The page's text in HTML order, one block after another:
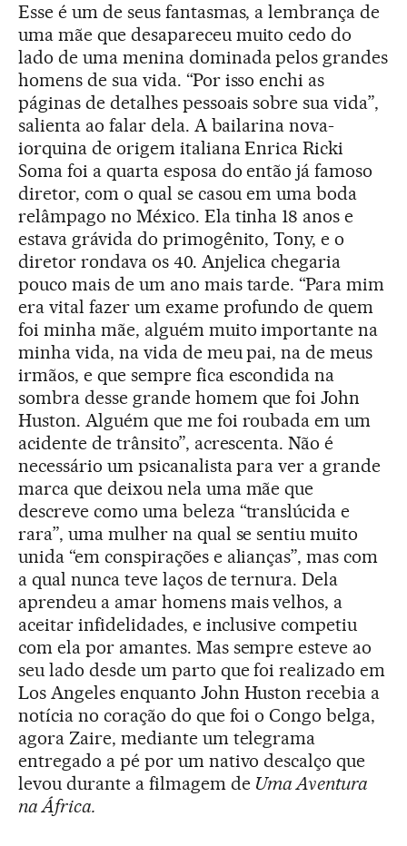
Esse é um de seus fantasmas, a lembrança de
uma mãe que desapareceu muito cedo do
lado de uma menina dominada pelos grandes
homens de sua vida. “Por isso enchi as
páginas de detalhes pessoais sobre sua vida”,
salienta ao falar dela. A bailarina nova-
iorquina de origem italiana Enrica Ricki
Soma foi a quarta esposa do então já famoso
diretor, com o qual se casou em uma boda
relâmpago no México. Ela tinha 18 anos e
estava grávida do primogênito, Tony, e o
diretor rondava os 40. Anjelica chegaria
pouco mais de um ano mais tarde. “Para mim
era vital fazer um exame profundo de quem
foi minha mãe, alguém muito importante na
minha vida, na vida de meu pai, na de meus
irmãos, e que sempre fica escondida na
sombra desse grande homem que foi John
Huston. Alguém que me foi roubada em um
acidente de trânsito”, acrescenta. Não é
necessário um psicanalista para ver a grande
marca que deixou nela uma mãe que
descreve como uma beleza “translúcida e
rara”, uma mulher na qual se sentiu muito
unida “em conspirações e alianças”, mas com
a qual nunca teve laços de ternura. Dela
aprendeu a amar homens mais velhos, a
aceitar infidelidades, e inclusive competiu
com ela por amantes. Mas sempre esteve ao
seu lado desde um parto que foi realizado em
Los Angeles enquanto John Huston recebia a
notícia no coração do que foi o Congo belga,
agora Zaire, mediante um telegrama
entregado a pé por um nativo descalço que
levou durante a filmagem de Uma Aventura
na África.